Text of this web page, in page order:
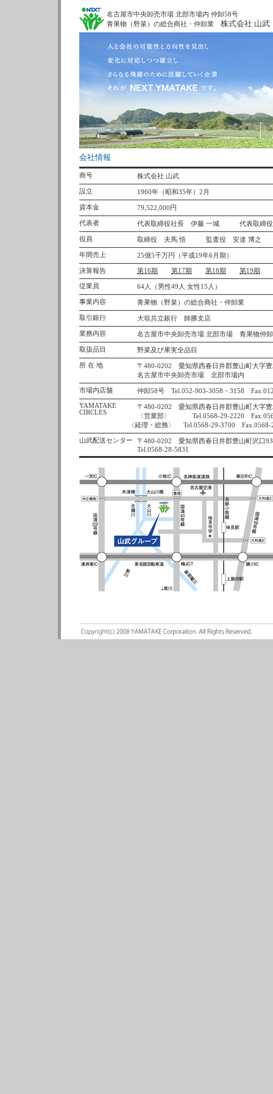
名古屋市中央卸売市場 北部市場内 仲卸58号
青果物（野菜）の総合商社・仲卸業 株式会社 山武
会社情報
商号 株式会社 山武
設立 1960年（昭和35年）2月
資本金 79,522,000円
代表者 代表取締役社長 伊藤 一城 代表取締
役員 取締役 夫馬 悟 監査役 安達 博之
年間売上 25億5千万円（平成19年6月期）
決算報告 第16期 第17期 第18期 第19期
従業員 64人（男性49人 女性15人）
事業内容 青果物（野菜）の総合商社・仲卸業
取引銀行 大垣共立銀行 師勝支店
業務内容 名古屋市中央卸売市場 北部市場 青果物仲
取扱品目 野菜及び果実全品目
所 在 地
〒480-0202 愛知県西春日井郡豊山町大字
名古屋市中央卸売市場 北部市場内
市場内店舗 仲卸58号 Tel.052-903-3058・3158
YAMATAKE
CIRCLES
〒480-0202 愛知県西春日井郡豊山町大字
〈営業部〉 Tel.0568-29-2220
〈経理・総務〉 Tel.0568-29-3700 Fax.0568-
山武配送センター
〒480-0202 愛知県西春日井郡豊山町沢口
Tel.0568-28-5831